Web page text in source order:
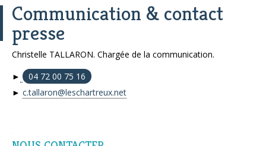
Communication & contact
presse
Christelle TALLARON. Chargée de la communication.
►
04 72 00 75 16
► c.tallaron@leschartreux.net